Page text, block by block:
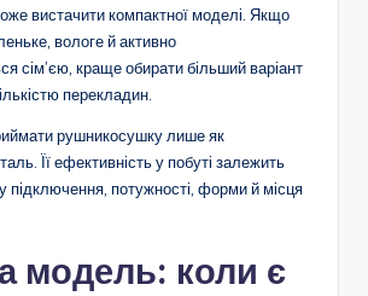
вистачити компактної моделі. Якщо
вологе й активно
сім’єю, краще обирати більший варіант
перекладин.
рушникосушку лише як
Її ефективність у побуті залежить
підключення, потужності, форми й місця
модель: коли є